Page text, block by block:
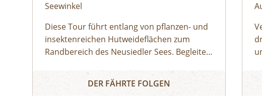
Seewinkel
Diese Tour führt entlang von pflanzen- und
insektenreichen Hutweideflächen zum
Randbereich des Neusiedler Sees. Begleite
Teilgebiete des Nationalparks. Je nach
Wasserstand entdeckst du im schlammigen
Sandeck: Ein Blick in die Naturzone - Fahrradtour
DER FÄHRTE FOLGEN